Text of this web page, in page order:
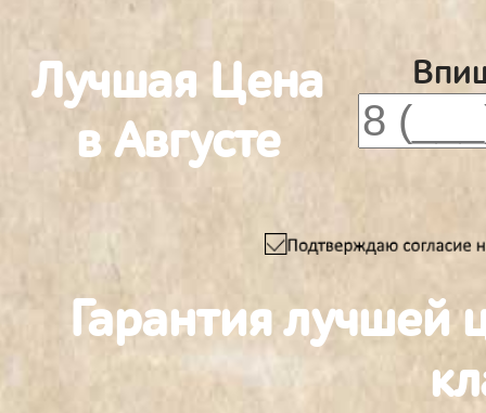
Лучшая Цена
в Августе
Гарантия лучшей